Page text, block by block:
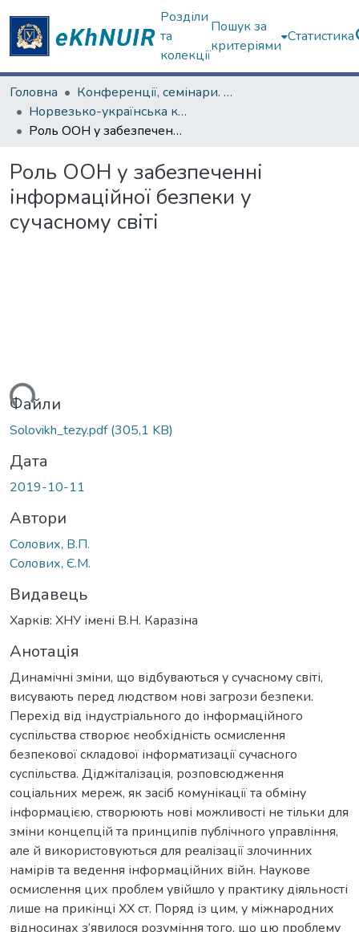
Розділи
та
колекції
Пошук за
критеріями
Статистика
Головна
Конференції, семінари. ХНУ імені В.Н. Каразіна
Норвезько-українська конференція, присвячена діяльності Ф. Нансена в Україні у 1921–1922 роках
Роль ООН у забезпеченні інформаційної безпеки у сучасному світі
Роль ООН у забезпеченні
інформаційної безпеки у
сучасному світі
Файли
Solovikh_tezy.pdf(305,1 KB)
Дата
2019-10-11
Автори
Солових, В.П.
Солових, Є.М.
Видавець
Харків: ХНУ імені В.Н. Каразіна
Анотація
Динамічні зміни, що відбуваються у сучасному світі,
висувають перед людством нові загрози безпеки.
Перехід від індустріального до інформаційного
суспільства створює необхідність осмислення
безпекової складової інформатизації сучасного
суспільства. Діджіталізація, розповсюдження
соціальних мереж, як засіб комунікації та обміну
інформацією, створюють нові можливості не тільки для
зміни концепцій та принципів публічного управління,
але й використовуються для реалізації злочинних
намірів та ведення інформаційних війн. Наукове
осмислення цих проблем увійшло у практику діяльності
лише на прикінці ХХ ст. Поряд із цим, у міжнародних
відносинах з’явилося розуміння того, що цю проблему